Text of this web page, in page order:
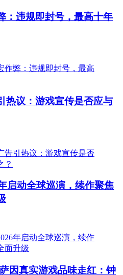
：违规即封号，最高十年
热议：游戏宣传是否应与
启动全球巡演，续作聚焦
因真实游戏品味走红：钟